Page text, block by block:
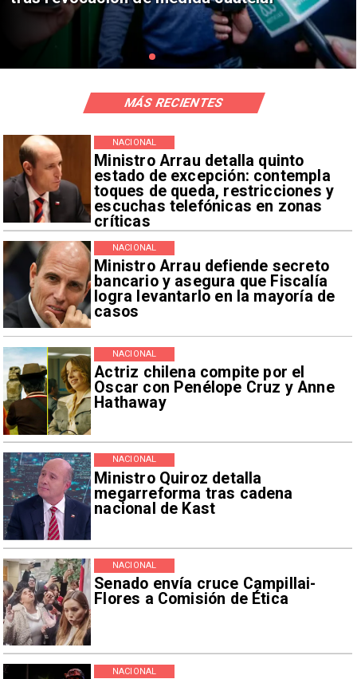
Ministro Arrau detalla quinto
estado de excepción: contempla
toques de queda, restricciones y
escuchas telefónicas en zonas
críticas
NACIONAL
Ministro Arrau defiende secreto
bancario y asegura que Fiscalía
logra levantarlo en la mayoría de
casos
NACIONAL
Actriz chilena compite por el
Oscar con Penélope Cruz y Anne
Hathaway
NACIONAL
Ministro Quiroz detalla
megarreforma tras cadena
nacional de Kast
NACIONAL
Senado envía cruce Campillai-
Flores a Comisión de Ética
NACIONAL
NACIONAL
MÁS RECIENTES